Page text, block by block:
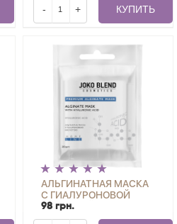
- + КУПИТЬ
АЛЬГИНАТНАЯ МАСКА
С ГИАЛУРОНОВОЙ
КИСЛОТОЙ JOKO
BLEND 20 Г
98 грн.